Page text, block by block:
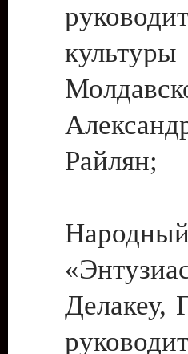
Райлян;
Делакеу,